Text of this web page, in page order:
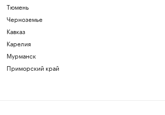
Тюмень
Черноземье
Кавказ
Карелия
Мурманск
Приморский край